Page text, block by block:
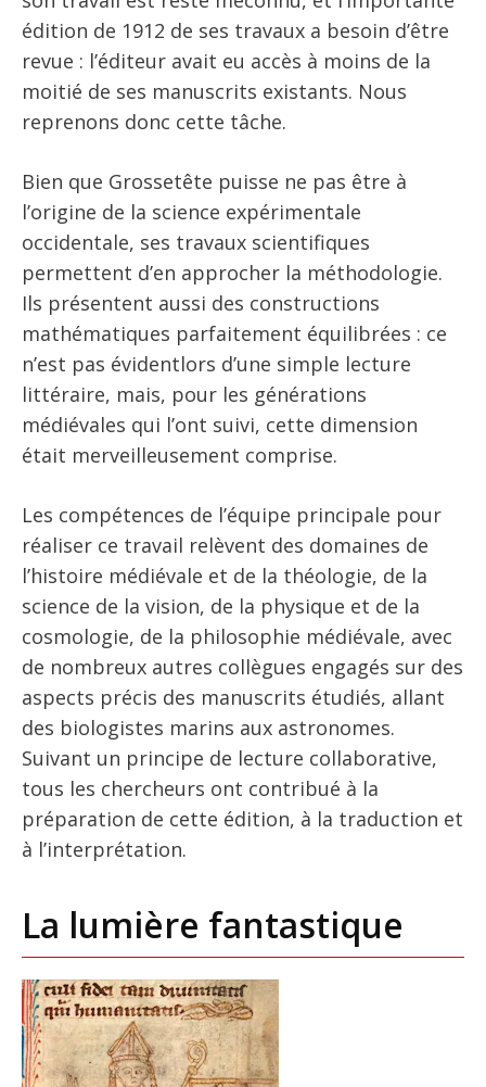
édition de 1912 de ses travaux a besoin d’être
revue : l’éditeur avait eu accès à moins de la
moitié de ses manuscrits existants. Nous
reprenons donc cette tâche.
Bien que Grossetête puisse ne pas être à
l’origine de la science expérimentale
occidentale, ses travaux scientifiques
permettent d’en approcher la méthodologie.
Ils présentent aussi des constructions
mathématiques parfaitement équilibrées : ce
n’est pas évidentlors d’une simple lecture
littéraire, mais, pour les générations
médiévales qui l’ont suivi, cette dimension
était merveilleusement comprise.
Les compétences de l’équipe principale pour
réaliser ce travail relèvent des domaines de
l’histoire médiévale et de la théologie, de la
science de la vision, de la physique et de la
cosmologie, de la philosophie médiévale, avec
de nombreux autres collègues engagés sur des
aspects précis des manuscrits étudiés, allant
des biologistes marins aux astronomes.
Suivant un principe de lecture collaborative,
tous les chercheurs ont contribué à la
préparation de cette édition, à la traduction et
à l’interprétation.
La lumière fantastique